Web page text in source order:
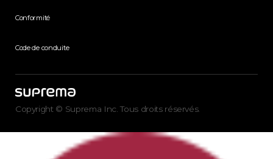
Conformité
Code de conduite
Copyright © Suprema Inc. Tous droits réservés.